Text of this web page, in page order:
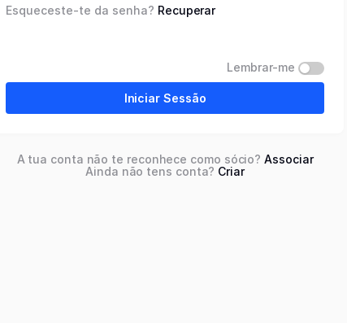
Esqueceste-te da senha? Recuperar
Lembrar-me
Iniciar Sessão
A tua conta não te reconhece como sócio?Associar
Ainda não tens conta? Criar